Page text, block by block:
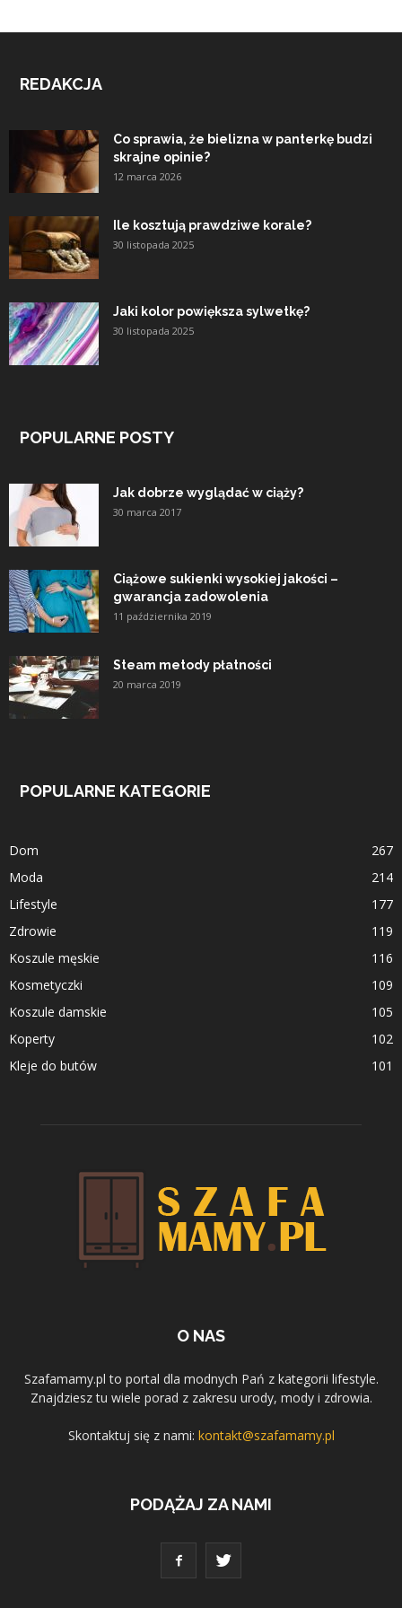
REDAKCJA
Co sprawia, że bielizna w panterkę budzi
skrajne opinie?
12 marca 2026
Ile kosztują prawdziwe korale?
30 listopada 2025
Jaki kolor powiększa sylwetkę?
30 listopada 2025
POPULARNE POSTY
Jak dobrze wyglądać w ciąży?
30 marca 2017
Ciążowe sukienki wysokiej jakości –
gwarancja zadowolenia
11 października 2019
Steam metody płatności
20 marca 2019
POPULARNE KATEGORIE
Dom
267
Moda
214
Lifestyle
177
Zdrowie
119
Koszule męskie
116
Kosmetyczki
109
Koszule damskie
105
Koperty
102
Kleje do butów
101
O NAS
Szafamamy.pl to portal dla modnych Pań z kategorii lifestyle.
Znajdziesz tu wiele porad z zakresu urody, mody i zdrowia.
Skontaktuj się z nami: kontakt@szafamamy.pl
PODĄŻAJ ZA NAMI